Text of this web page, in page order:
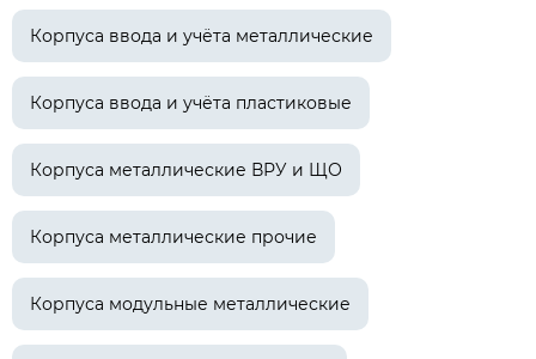
Корпуса ввода и учёта металлические
Корпуса ввода и учёта пластиковые
Корпуса металлические ВРУ и ЩО
Корпуса металлические прочие
Корпуса модульные металлические